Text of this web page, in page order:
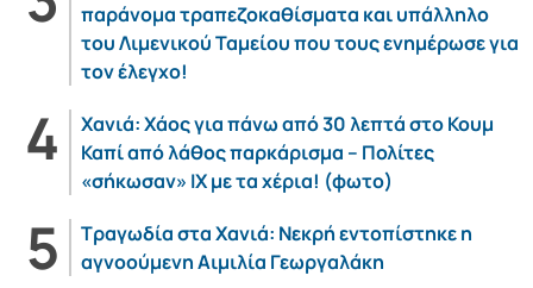
παράνομα τραπεζοκαθίσματα και υπάλληλο
του Λιμενικού Ταμείου που τους ενημέρωσε για
τον έλεγχο!
Χανιά: Χάος για πάνω από 30 λεπτά στο Κουμ
Καπί από λάθος παρκάρισμα – Πολίτες
«σήκωσαν» ΙΧ με τα χέρια! (φωτο)
Τραγωδία στα Χανιά: Νεκρή εντοπίστηκε η
αγνοούμενη Αιμιλία Γεωργαλάκη